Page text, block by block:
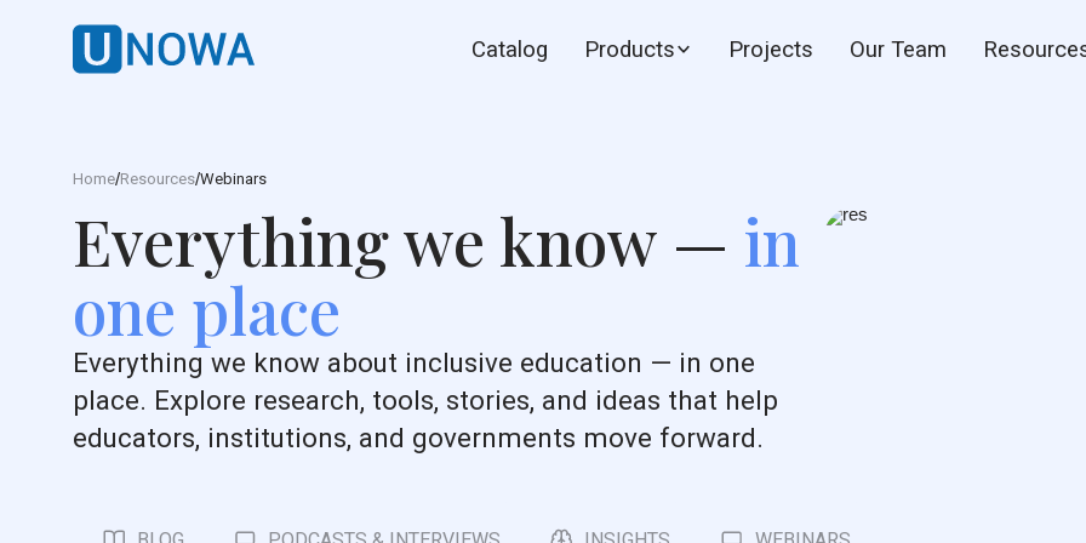
Catalog Products Projects Our Team
Home/Resources/Webinars
Everything we know — in
one place
Everything we know about inclusive education — in one
place. Explore research, tools, stories, and ideas that help
educators, institutions, and governments move forward.